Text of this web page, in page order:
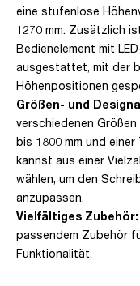
eine stufenlose
1270 mm. Zusätzlich
Bedienelement mit
ausgestattet, mit der
Höhenpositionen
Größen- und
verschiedenen
bis 1800 mm und einer
kannst aus einer
wählen, um den
anzupassen.
Vielfältiges Zubehör:
passendem Zubehör
Funktionalität.